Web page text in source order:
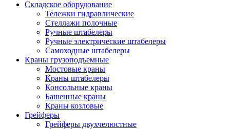
Складское оборудование
Тележки гидравлические
Cтеллажи полочные
Ручные штабелеры
Ручные электрические штабелеры
Самоходные штабелеры
Краны грузоподъемные
Мостовые краны
Краны штабелеры
Консольные краны
Башенные краны
Краны козловые
Грейферы
Грейферы двухчелюстные